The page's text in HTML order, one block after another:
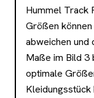
Hummel Track
Größen
abweichen und
Maße im Bild 3
optimale